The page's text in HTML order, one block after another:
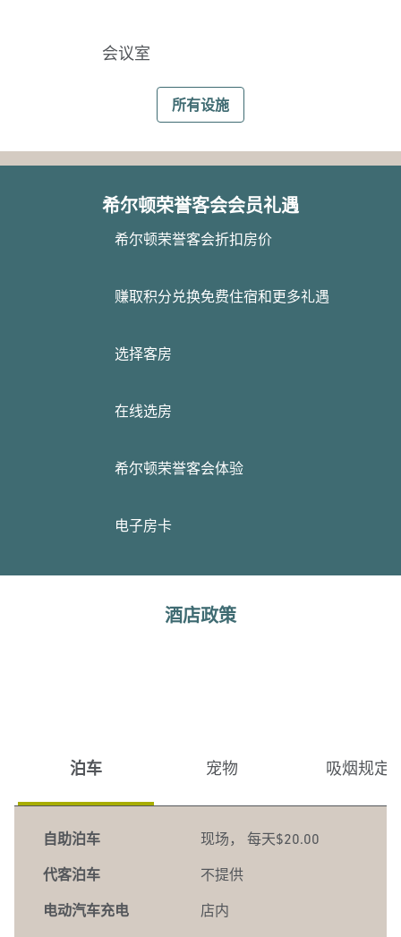
会议室
所有设施
希尔顿荣誉客会会员礼遇
希尔顿荣誉客会折扣房价
赚取积分兑换免费住宿和更多礼遇
选择客房
在线选房
希尔顿荣誉客会体验
电子房卡
酒店政策
泊车 宠物 吸烟规定
自助泊车 现场 ， 每天$20.00
代客泊车 不提供
电动汽车充电 店内